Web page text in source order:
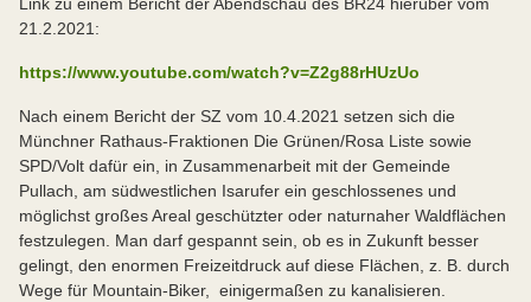
21.2.2021:
https://www.youtube.com/watch?v=Z2g88rHUzUo
Nach einem Bericht der SZ vom 10.4.2021 setzen sich die
Münchner Rathaus-Fraktionen Die Grünen/Rosa Liste sowie
SPD/Volt dafür ein, in Zusammenarbeit mit der Gemeinde
Pullach, am südwestlichen Isarufer ein geschlossenes und
möglichst großes Areal geschützter oder naturnaher Waldflächen
festzulegen. Man darf gespannt sein, ob es in Zukunft besser
gelingt, den enormen Freizeitdruck auf diese Flächen, z. B. durch
Wege für Mountain-Biker, einigermaßen zu kanalisieren.